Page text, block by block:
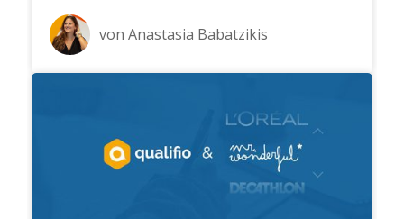
vonAnastasia Babatzikis